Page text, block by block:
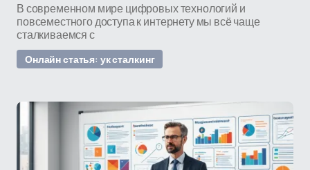
В современном мире цифровых технологий и
повсеместного доступа к интернету мы всё чаще
сталкиваемся с
Онлайн статья: ук сталкинг